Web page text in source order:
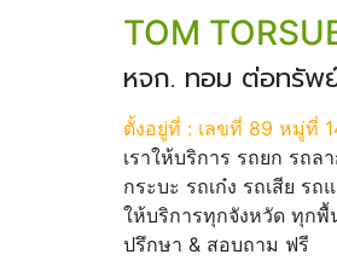
TOM
หจก. ทอม ต่อทรัพ
ตั้งอยู่ที่ : เลขที่ 89 หมู่ที่
เราให้บริการ รถยก รถ
กระบะ รถเก๋ง รถเสีย ร
ให้บริการทุกจังหวัด ทุกพื้
ปรึกษา & สอบถาม ฟรี